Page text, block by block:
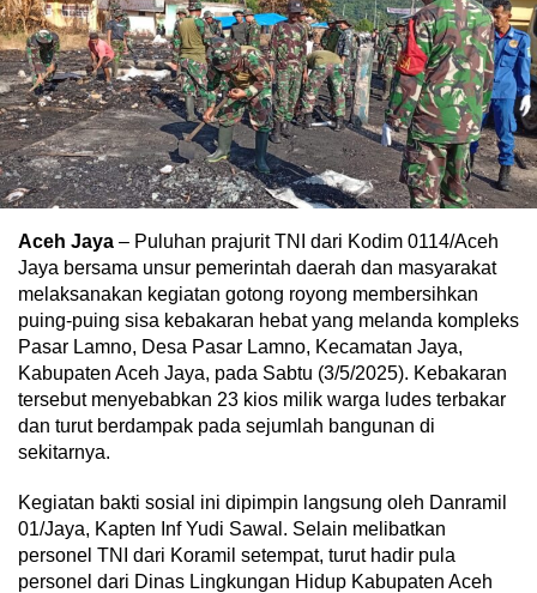
Aceh Jaya – Puluhan prajurit TNI dari Kodim 0114/Aceh
Jaya bersama unsur pemerintah daerah dan masyarakat
melaksanakan kegiatan gotong royong membersihkan
puing-puing sisa kebakaran hebat yang melanda kompleks
Pasar Lamno, Desa Pasar Lamno, Kecamatan Jaya,
Kabupaten Aceh Jaya, pada Sabtu (3/5/2025). Kebakaran
tersebut menyebabkan 23 kios milik warga ludes terbakar
dan turut berdampak pada sejumlah bangunan di
sekitarnya.
Kegiatan bakti sosial ini dipimpin langsung oleh Danramil
01/Jaya, Kapten Inf Yudi Sawal. Selain melibatkan
personel TNI dari Koramil setempat, turut hadir pula
personel dari Dinas Lingkungan Hidup Kabupaten Aceh